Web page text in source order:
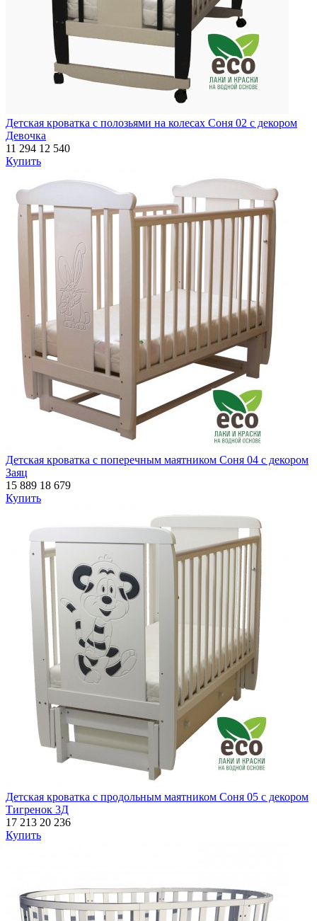
Детская кроватка с полозьями на колесах Соня 02 с декором
Девочка
11 294 12 540
Купить
Детская кроватка с поперечным маятником Соня 04 с декором
Заяц
15 889 18 679
Купить
Детская кроватка с продольным маятником Соня 05 с декором
Тигренок 3Д
17 213 20 236
Купить